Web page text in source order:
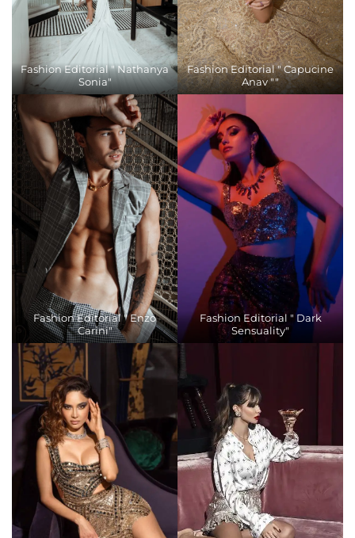
Fashion Editorial " Nathanya
Sonia"
Fashion Editorial " Capucine
Anav ""
Fashion Editorial " Enzo
Carini"
Fashion Editorial " Dark
Sensuality"